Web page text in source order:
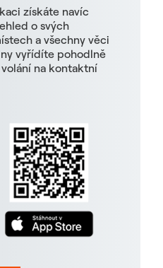
získáte navíc
o svých
a všechny věci
vyřídíte pohodlně
na kontaktní